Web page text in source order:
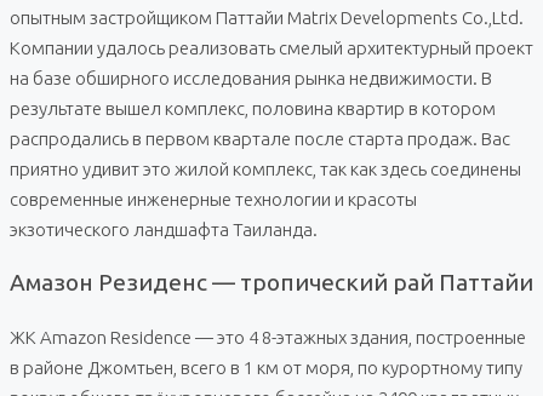
опытным застройщиком Паттайи Matrix Developments Co.,Ltd.
Компании удалось реализовать смелый архитектурный проект
на базе обширного исследования рынка недвижимости. В
результате вышел комплекс, половина квартир в котором
распродались в первом квартале после старта продаж. Вас
приятно удивит это жилой комплекс, так как здесь соединены
современные инженерные технологии и красоты
экзотического ландшафта Таиланда.
Амазон Резиденс — тропический рай Паттайи
ЖК Amazon Residence — это 4 8-этажных здания, построенные
в районе Джомтьен, всего в 1 км от моря, по курортному типу